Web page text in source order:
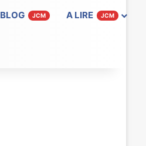
BLOG JCM A LIRE JCM